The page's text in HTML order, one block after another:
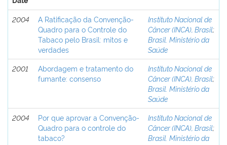
2004
A Ratificação da Convenção-
Quadro para o Controle do
Tabaco pelo Brasil: mitos e
verdades
Instituto Nacional de
Câncer (INCA), Brasil;
Brasil. Ministério da
Saúde
2001
Abordagem e tratamento do
fumante: consenso
Instituto Nacional de
Câncer (INCA), Brasil;
Brasil. Ministério da
Saúde
2004
Por que aprovar a Convenção-
Quadro para o controle do
tabaco?
Instituto Nacional de
Câncer (INCA), Brasil;
Brasil. Ministério da